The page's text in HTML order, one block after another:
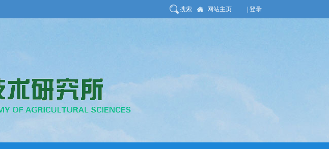
搜索 网站主页 | 登录